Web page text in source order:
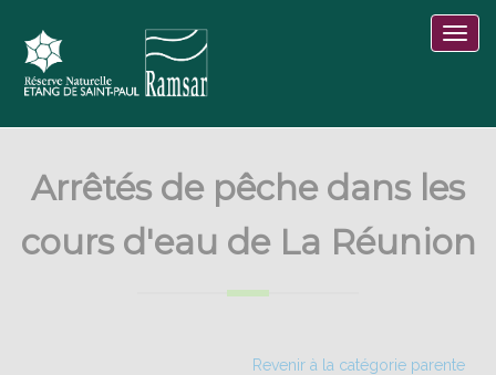
Arrêtés de pêche dans les
cours d'eau de La Réunion
Revenir à la catégorie parente